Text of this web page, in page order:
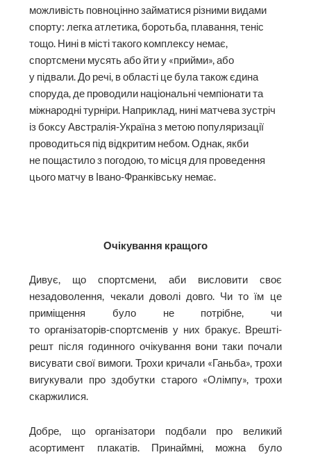
можливість повноцінно займатися різними видами
спорту: легка атлетика, боротьба, плавання, теніс
тощо. Нині в місті такого комплексу немає,
спортсмени мусять або йти у «прийми», або
у підвали. До речі, в області це була також єдина
споруда, де проводили національні чемпіонати та
міжнародні турніри. Наприклад, нині матчева зустріч
із боксу Австралія-Україна з метою популяризації
проводиться під відкритим небом. Однак, якби
не пощастило з погодою, то місця для проведення
цього матчу в Івано-Франківську немає.
Очікування кращого
Дивує, що спортсмени, аби висловити своє
незадоволення, чекали доволі довго. Чи то їм це
приміщення було не потрібне, чи
то організаторів‑спортсменів у них бракує. Врешті-
решт після годинного очікування вони таки почали
висувати свої вимоги. Трохи кричали «Ганьба», трохи
вигукували про здобутки старого «Олімпу», трохи
скаржилися.
Добре, що організатори подбали про великий
асортимент плакатів. Принаймні, можна було